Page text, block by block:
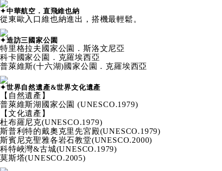
✦中華航空．直飛維也納
從東歐入口維也納進出，搭機最輕鬆。
✦造訪三國家公園
特里格拉夫國家公園．斯洛文尼亞
科卡國家公園．克羅埃西亞
普萊維斯(十六湖)國家公園．克羅埃西亞
✦世界自然遺產&世界文化遺產
【自然遺產】
普萊維斯湖國家公園 (UNESCO.1979)
【文化遺產】
杜布羅尼克(UNESCO.1979)
斯普利特的戴奧克里先宮殿(UNESCO.1979)
斯賓尼克聖雅各岩石教堂(UNESCO.2000)
科特峽灣&古城(UNESCO.1979)
莫斯塔(UNESCO.2005)